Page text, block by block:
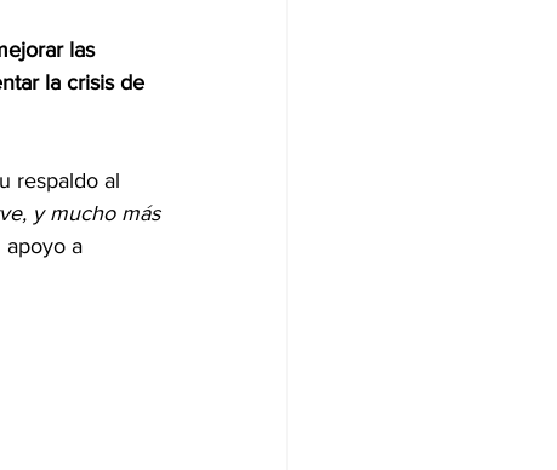
las
la crisis de
respaldo al
y mucho más
apoyo a